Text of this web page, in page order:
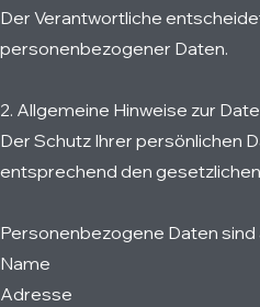
Der Verantwortliche
personenbezogener Daten.
2. Allgemeine Hinweise zur
Der Schutz Ihrer persönlichen
entsprechend den
Personenbezogene Daten sind
Name
Adresse